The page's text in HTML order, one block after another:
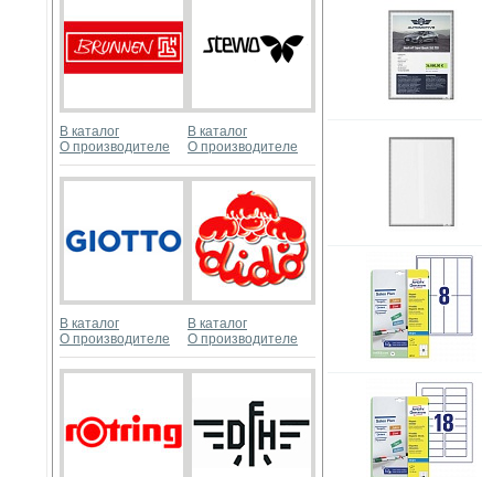
В каталог
О производителе
В каталог
О производителе
В каталог
О производителе
В каталог
О производителе